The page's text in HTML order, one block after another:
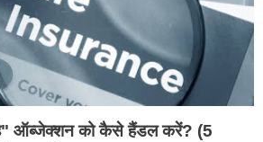
ऑब्जेक्शन को कैसे हैंडल करें? (5